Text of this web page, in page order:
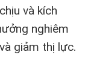
và kích
nghiêm
giảm thị lực.